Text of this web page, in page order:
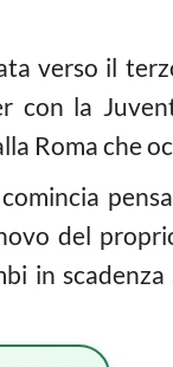
verso il
con la
Roma che
del
in